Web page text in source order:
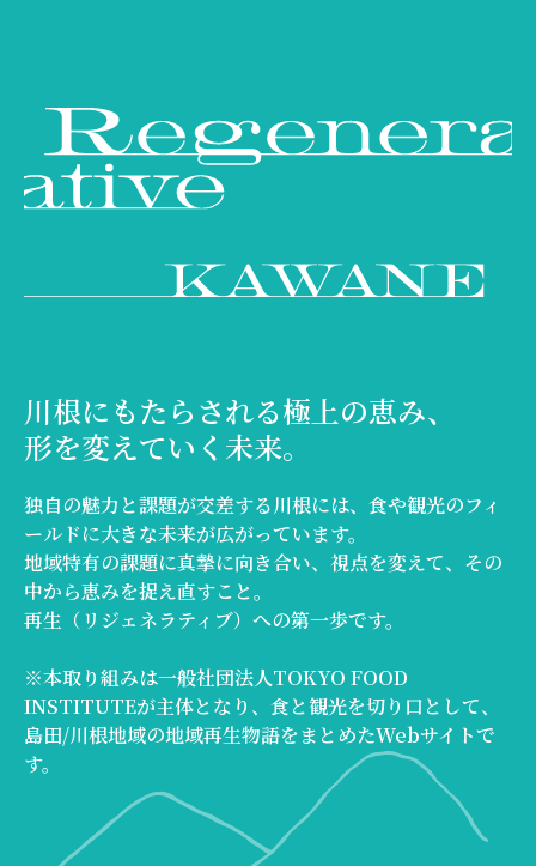
川根にもたらされる極上の恵み、
形を変えていく未来。
独自の魅力と課題が交差する川根には、食や観光のフィ
ールドに大きな未来が広がっています。
地域特有の課題に真摯に向き合い、視点を変えて、その
中から恵みを捉え直すこと。
再生（リジェネラティブ）への第一歩です。
※本取り組みは一般社団法人TOKYO FOOD
INSTITUTEが主体となり、食と観光を切り口として、
島田/川根地域の地域再生物語をまとめたWebサイトで
す。